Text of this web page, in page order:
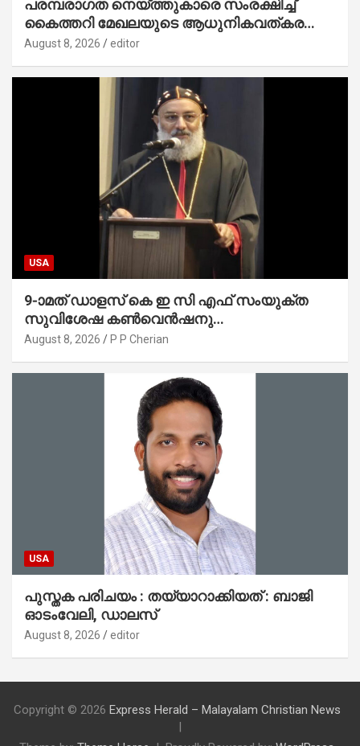
പരമ്പരാഗത നെയ്ത്തുകാരെ സംരക്ഷിച്ച്
കൈത്തറി മേഖലയുടെ ആധുനികവത്കരണം
സാധ്യമാക്കും : ഡെപ്യൂട്ടി സ്പീക്കർ
August 8, 2026 editor
USA
9-ാമത് ഡാളസ് കെ ഇ സി എഫ് സംയുക്ത
സുവിശേഷ കൺവെൻഷനു
പ്രാർത്ഥനാനിർഭരമായ തുടക്കം
August 8, 2026 P P Cherian
USA
പുസ്തക പരിചയം : തയ്യാറാക്കിയത് : ബാജി
ഓടംവേലി, ഡാലസ്
August 8, 2026 editor
Copyright © 2026 Express Herald – Malayalam Christian News